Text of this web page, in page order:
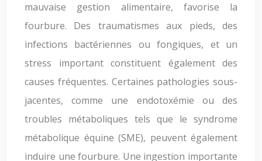
mauvaise gestion alimentaire, favorise la
fourbure. Des traumatismes aux pieds, des
infections bactériennes ou fongiques, et un
stress important constituent également des
causes fréquentes. Certaines pathologies sous-
jacentes, comme une endotoxémie ou des
troubles métaboliques tels que le syndrome
métabolique équine (SME), peuvent également
induire une fourbure. Une ingestion importante